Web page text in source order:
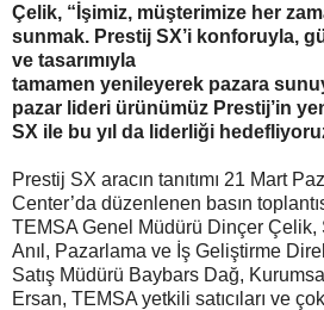
Çelik, “İşimiz, müşterimize her
sunmak. Prestij SX’i konforuyla,
ve tasarımıyla
tamamen yenileyerek pazara
pazar lideri ürünümüz Prestij’in
SX ile bu yıl da liderliği
Prestij SX aracın tanıtımı 21 Mart
Center’da düzenlenen basın
TEMSA Genel Müdürü Dinçer Çelik,
Anıl, Pazarlama ve İş Geliştirme
Satış Müdürü Baybars Dağ,
Ersan, TEMSA yetkili satıcıları ve